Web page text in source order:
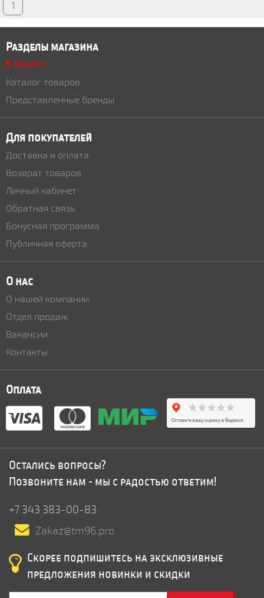
1
Разделы магазина
АКЦИИ
Каталог товаров
Представленные бренды
Для покупателей
Доставка и оплата
Возврат товаров
Личный кабинет
Обратная связь
Бонусная программа
Публичная оферта
О нас
О нашей компании
Отдел продаж
Вакансии
Контакты
Оплата
Остались вопросы?
Позвоните нам - мы с радостью ответим!
+7 343 383-00-83
Zakaz@tm96.pro
Скорее подпишитесь на эксклюзивные
предложения новинки и скидки